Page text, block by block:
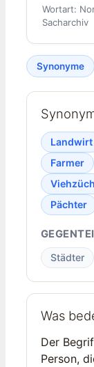
Wortart:
Sacharchiv
Synonyme
Landwirt
Farmer
Pächter
Städter
Was
Der
Person,